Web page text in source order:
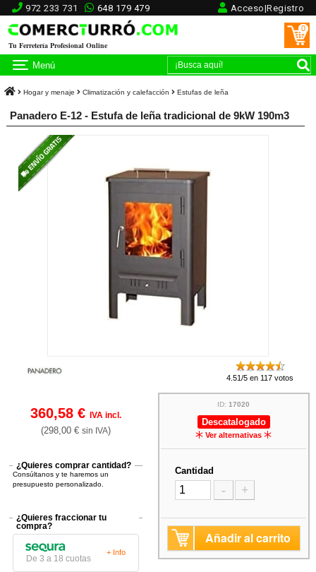
972 233 731 648 179 479 Acceso|Registro
Tu Ferretería Profesional Online
0
Menú
Hogar y menaje Climatización y calefacción Estufas de leña
Panadero E-12 - Estufa de leña tradicional de 9kW 190m3
4.51/5 en 117 votos
360,58 €IVA incl.
(298,00 €sin IVA)
¿Quieres comprar cantidad?
Consúltanos y te haremos un
presupuesto personalizado.
¿Quieres fraccionar tu
compra?
De 3 a 18 cuotas
+ Info
ID:17020
Descatalogado
Ver alternativas
Cantidad
- +
Añadir al carrito